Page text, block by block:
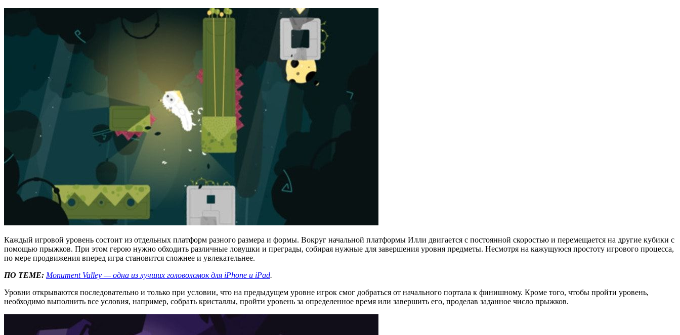
Каждый игровой уровень состоит из отдельных платформ разного размера и формы. Вокруг начальной платформы Илли двигается с постоянной скоростью и перемещается на другие кубики с
помощью прыжков. При этом герою нужно обходить различные ловушки и преграды, собирая нужные для завершения уровня предметы. Несмотря на кажущуюся простоту игрового процесса,
по мере продвижения вперед игра становится сложнее и увлекательнее.
ПО ТЕМЕ: Monument Valley — одна из лучших головоломок для iPhone и iPad.
Уровни открываются последовательно и только при условии, что на предыдущем уровне игрок смог добраться от начального портала к финишному. Кроме того, чтобы пройти уровень,
необходимо выполнить все условия, например, собрать кристаллы, пройти уровень за определенное время или завершить его, проделав заданное число прыжков.